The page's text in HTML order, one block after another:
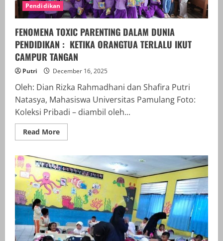
Pendidikan
FENOMENA TOXIC PARENTING DALAM DUNIA
PENDIDIKAN : KETIKA ORANGTUA TERLALU IKUT
CAMPUR TANGAN
Putri December 16, 2025
Oleh: Dian Rizka Rahmadhani dan Shafira Putri
Natasya, Mahasiswa Universitas Pamulang Foto:
Koleksi Pribadi – diambil oleh...
Read MoreRead
more
TOXIC
PARENTING
DALAM
DUNIA
PENDIDIKAN
:
KETIKA
ORANGTUA
TERLALU
IKUT
CAMPUR
TANGAN